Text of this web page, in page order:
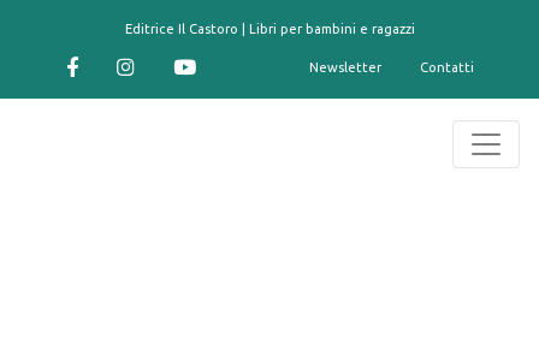
Editrice Il Castoro | Libri per bambini e ragazzi
Newsletter Contatti